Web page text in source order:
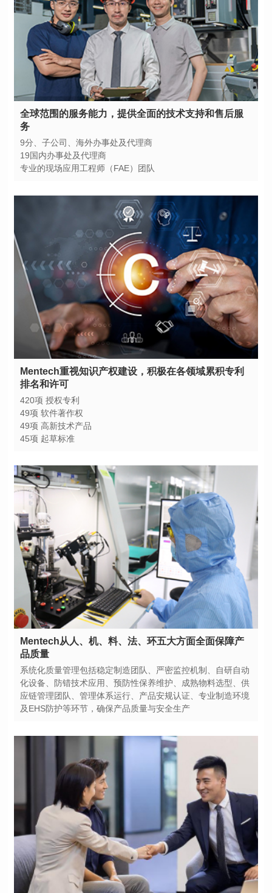
务
9分、子公司、海外办事处及代理商
19国内办事处及代理商
专业的现场应用工程师（FAE）团队
排名和许可
420项 授权专利
49项 软件著作权
49项 高新技术产品
45项 起草标准
品质量
及EHS防护等环节，确保产品质量与安全生产